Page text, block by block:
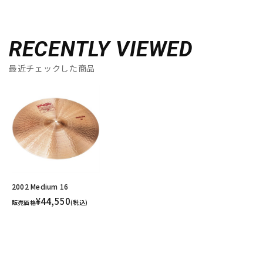
RECENTLY VIEWED
最近チェックした商品
2002 Medium 16
販売価格¥44,550(税込)